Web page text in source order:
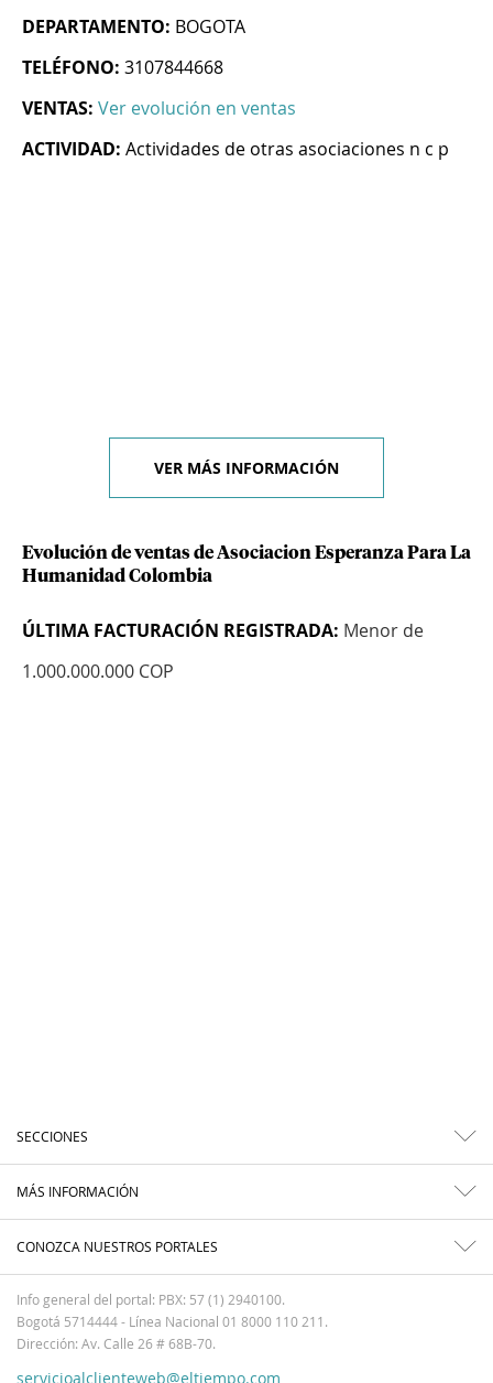
DEPARTAMENTO: BOGOTA
TELÉFONO: 3107844668
VENTAS: Ver evolución en ventas
ACTIVIDAD: Actividades de otras asociaciones n c p
VER MÁS INFORMACIÓN
Evolución de ventas de Asociacion Esperanza Para La
Humanidad Colombia
ÚLTIMA FACTURACIÓN REGISTRADA: Menor de
1.000.000.000 COP
SECCIONES
MÁS INFORMACIÓN
CONOZCA NUESTROS PORTALES
Info general del portal: PBX: 57 (1) 2940100.
Bogotá 5714444 - Línea Nacional 01 8000 110 211.
Dirección: Av. Calle 26 # 68B-70.
servicioalclienteweb@eltiempo.com